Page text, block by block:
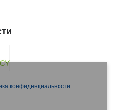
конфиденциальности